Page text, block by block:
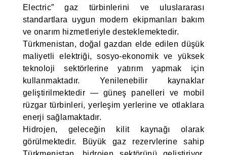
Electric” gaz türbinlerini ve uluslararası
standartlara uygun modern ekipmanları bakım
ve onarım hizmetleriyle desteklemektedir.
Türkmenistan, doğal gazdan elde edilen düşük
maliyetli elektriği, sosyo-ekonomik ve yüksek
teknoloji sektörlerine yatırım yapmak için
kullanmaktadır. Yenilenebilir kaynaklar
geliştirilmektedir — güneş panelleri ve mobil
rüzgar türbinleri, yerleşim yerlerine ve otlaklara
enerji sağlamaktadır.
Hidrojen, geleceğin kilit kaynağı olarak
görülmektedir. Büyük gaz rezervlerine sahip